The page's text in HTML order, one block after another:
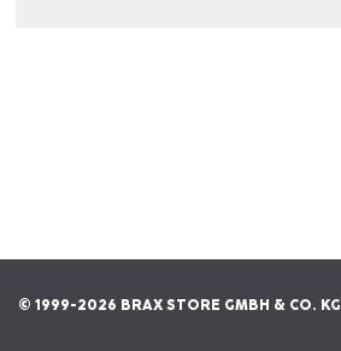
© 1999-2026 BRAX STORE GMBH & CO. KG